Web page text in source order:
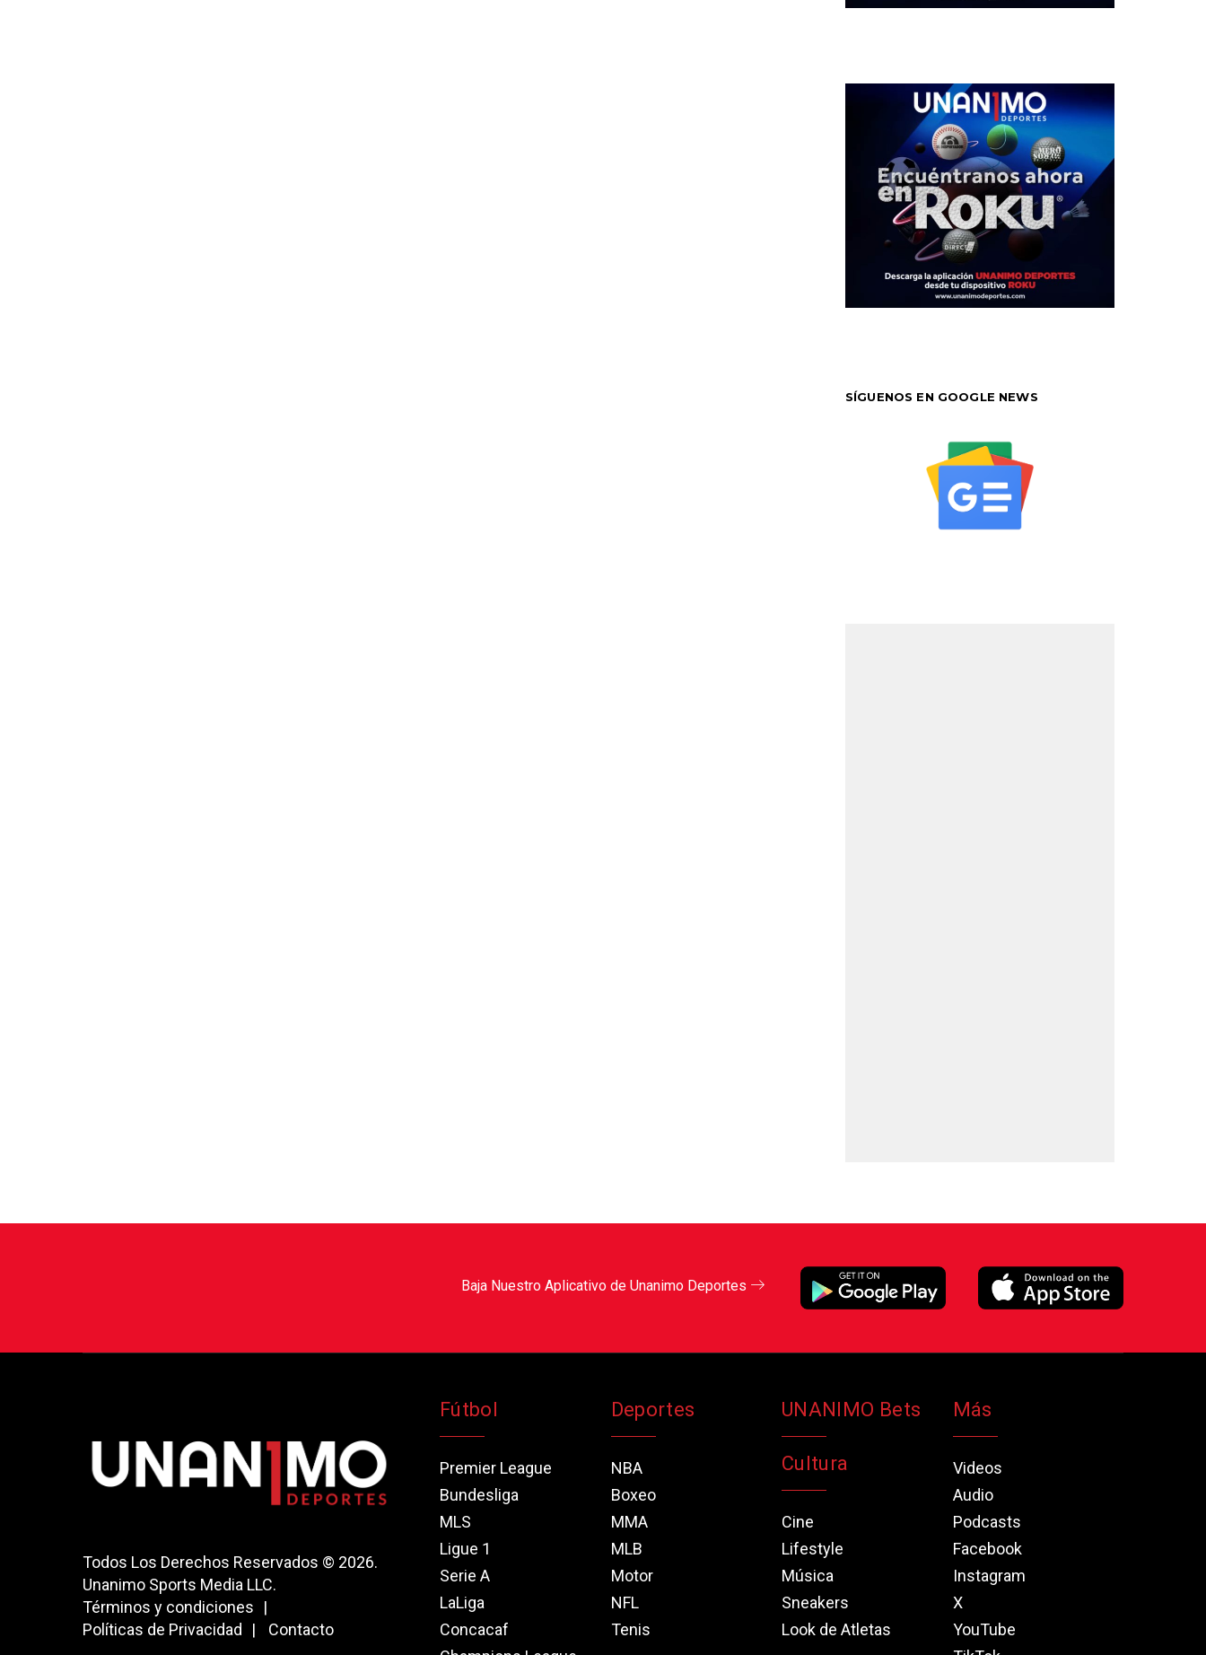
SÍGUENOS EN GOOGLE NEWS
Baja Nuestro Aplicativo de Unanimo Deportes
Todos Los Derechos Reservados © 2026.
Unanimo Sports Media LLC.
Términos y condiciones
Políticas de Privacidad
Contacto
Fútbol
Premier League
Bundesliga
MLS
Ligue 1
Serie A
LaLiga
Concacaf
Deportes
NBA
Boxeo
MMA
MLB
Motor
NFL
Tenis
UNANIMO Bets
Cultura
Cine
Lifestyle
Música
Sneakers
Look de Atletas
Más
Videos
Audio
Podcasts
Facebook
Instagram
X
YouTube